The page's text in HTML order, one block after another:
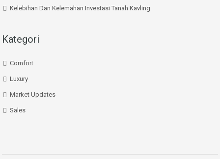
Kelebihan Dan Kelemahan Investasi Tanah Kavling
Kategori
Comfort
Luxury
Market Updates
Sales